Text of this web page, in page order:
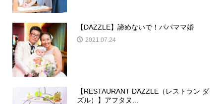
【DAZZLE】諦めないで！パパママ婚
2021.07.24
【RESTAURANT DAZZLE（レストラン ダ
ズル）】アフタヌ...